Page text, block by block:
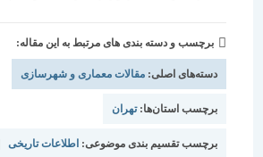
برچسب و دسته بندی های مرتبط به این مقاله:
دسته‌های اصلی:مقالات معماری و شهرسازی
برچسب استان‌ها:تهران
برچسب تقسیم بندی موضوعی:اطلاعات تاریخی | بررسی